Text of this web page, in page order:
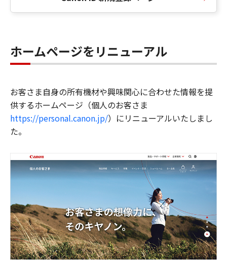
ホームページをリニューアル
お客さま自身の所有機材や興味関心に合わせた情報を提
供するホームページ（個人のお客さま
https://personal.canon.jp/）にリニューアルいたしまし
た。